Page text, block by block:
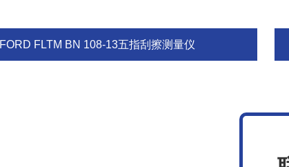
FORD FLTM BN 108-13五指刮擦测量仪